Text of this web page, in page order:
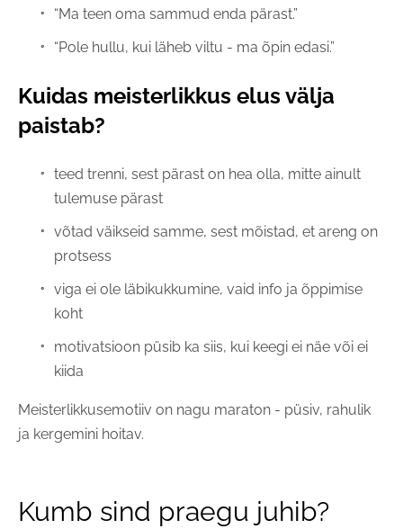
“Ma teen oma sammud enda pärast.”
“Pole hullu, kui läheb viltu - ma õpin edasi.”
Kuidas meisterlikkus elus välja
paistab?
teed trenni, sest pärast on hea olla, mitte ainult
tulemuse pärast
võtad väikseid samme, sest mõistad, et areng on
protsess
viga ei ole läbikukkumine, vaid info ja õppimise
koht
motivatsioon püsib ka siis, kui keegi ei näe või ei
kiida
Meisterlikkusemotiiv on nagu maraton - püsiv, rahulik
ja kergemini hoitav.
Kumb sind praegu juhib?